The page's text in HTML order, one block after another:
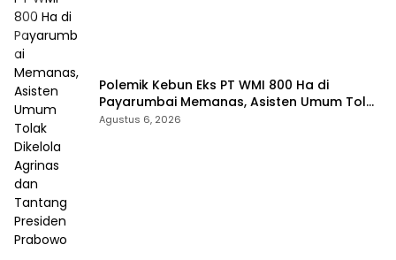
Polemik Kebun Eks PT WMI 800 Ha di
Payarumbai Memanas, Asisten Umum Tolak
Dikelola Agrinas dan Tantang Presiden
Agustus 6, 2026